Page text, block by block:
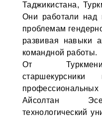
Таджикистана,
Они работали над
проблемам
развивая навыки
командной работы.
От
Айсолтан
технологический